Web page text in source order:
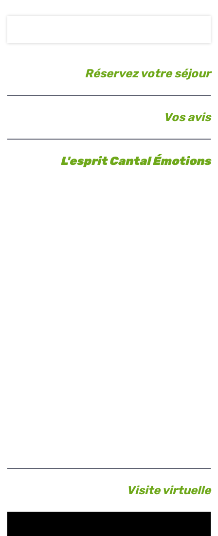
Réservez votre séjour
Vos avis
L'esprit Cantal Émotions
Visite virtuelle